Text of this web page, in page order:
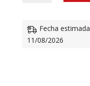
CANTIDAD
Fecha
11/08/2026